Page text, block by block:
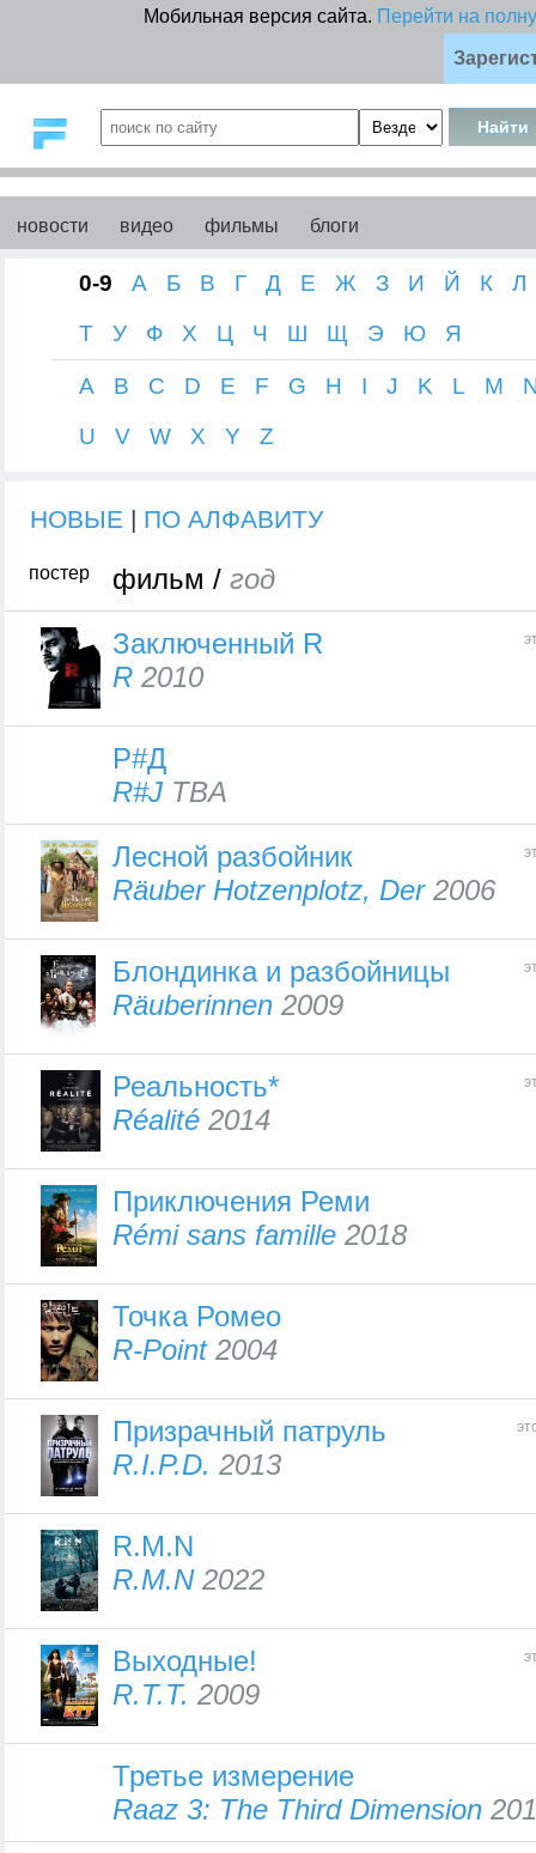
Мобильная версия сайта. Перейти на
новости видео фильмы блоги
0-9 А Б В Г Д Е Ж З И Й К
Л
Т
У Ф Х Ц Ч Ш Щ Э Ю Я
A B C D E F G H I J K L M
U
V W X Y Z
НОВЫЕ | ПО АЛФАВИТУ
постер фильм / год
Заключенный R
R 2010
Р#Д
R#J TBA
Лесной разбойник
Räuber Hotzenplotz, Der2006
Блондинка и разбойницы
Räuberinnen 2009
Реальность*
Réalité 2014
Приключения Реми
Rémi sans famille 2018
Точка Ромео
R-Point2004
Призрачный патруль
R.I.P.D. 2013
R.M.N
R.M.N2022
Выходные!
R.T.T. 2009
Третье измерение
Raaz 3: The Third Dimension